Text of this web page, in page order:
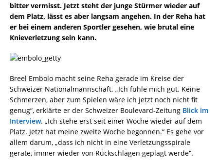
bitter vermisst. Jetzt steht der junge Stürmer wieder auf
dem Platz, lässt es aber langsam angehen. In der Reha hat
er bei einem anderen Sportler gesehen, wie brutal eine
Knieverletzung sein kann.
Breel Embolo macht seine Reha gerade im Kreise der
Schweizer Nationalmannschaft. „Ich fühle mich gut. Keine
Schmerzen, aber zum Spielen wäre ich jetzt noch nicht fit
genug“, erklärte er der Schweizer Boulevard-Zeitung Blick im
Interview. „Ich stehe erst seit einer Woche wieder auf dem
Platz. Jetzt hat meine zweite Woche begonnen.“ Es gehe vor
allem darum, „dass ich nicht in eine Verletzungsspirale
gerate, immer wieder von Rückschlägen geplagt werde“.